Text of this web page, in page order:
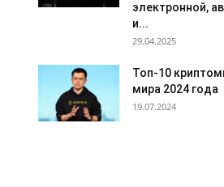
электронной,
и...
29.04.2025
Топ-10
мира 2024 года
19.07.2024